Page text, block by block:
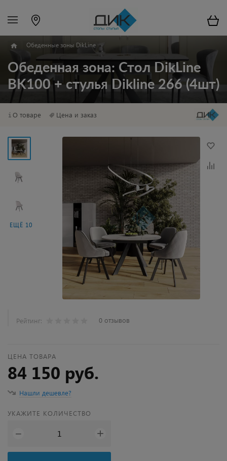
Обеденные зоны DikLine
Обеденная зона: Стол DikLine
BK100 + стулья Dikline 266 (4шт)
О товаре Цена и заказ
ЕЩЁ 10
Рейтинг: 0 отзывов
ЦЕНА ТОВАРА
84 150 руб.
Нашли дешевле?
УКАЖИТЕ КОЛИЧЕСТВО
− +